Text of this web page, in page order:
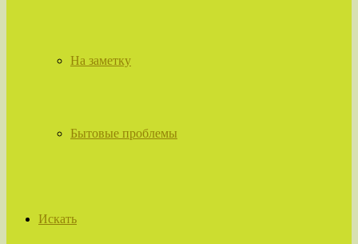
На заметку
Бытовые проблемы
Искать